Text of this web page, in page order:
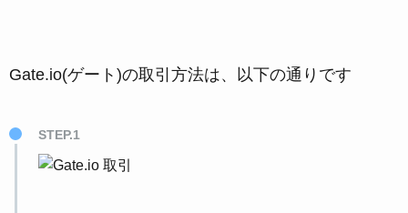
Gate.io(ゲート)の取引方法は、以下の通りです
STEP.1